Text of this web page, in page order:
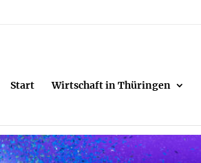
Start Wirtschaft in Thüringen